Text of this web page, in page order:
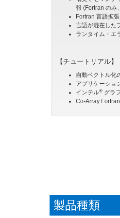
報 (Fortran のみ
Fortran 言語拡
言語が混在した
ランタイム・エ
【チュートリアル】
自動ベクトル化
アプリケーショ
インテル® グラ
Co-Array
製品種類